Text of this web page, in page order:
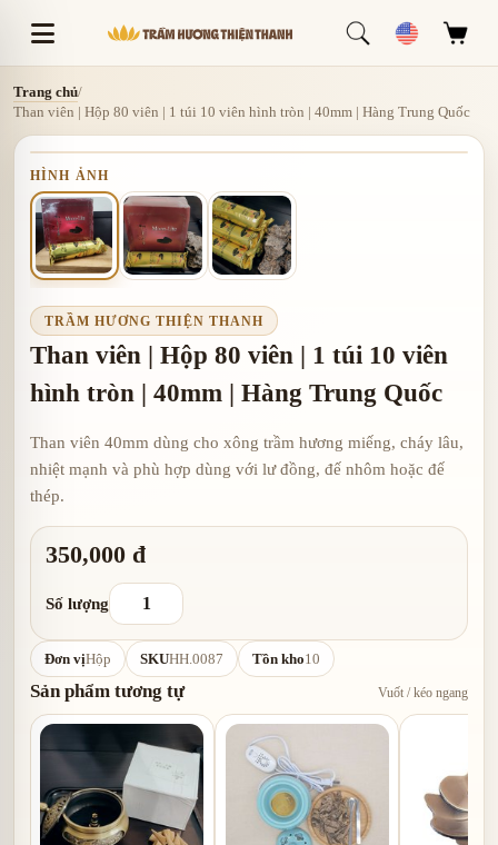
Trang chủ/
Than viên | Hộp 80 viên | 1 túi 10 viên hình tròn | 40mm | Hàng Trung Quốc
HÌNH ẢNH
TRẦM HƯƠNG THIỆN THANH
Than viên | Hộp 80 viên | 1 túi 10 viên
hình tròn | 40mm | Hàng Trung Quốc
Than viên 40mm dùng cho xông trầm hương miếng, cháy lâu,
nhiệt mạnh và phù hợp dùng với lư đồng, đế nhôm hoặc đế
thép.
350,000 đ
Số lượng
Đơn vịHộp SKUHH.0087 Tồn kho10
Sản phẩm tương tự Vuốt / kéo ngang